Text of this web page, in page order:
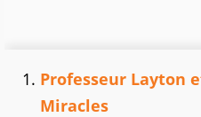
Professeur Layton
Miracles